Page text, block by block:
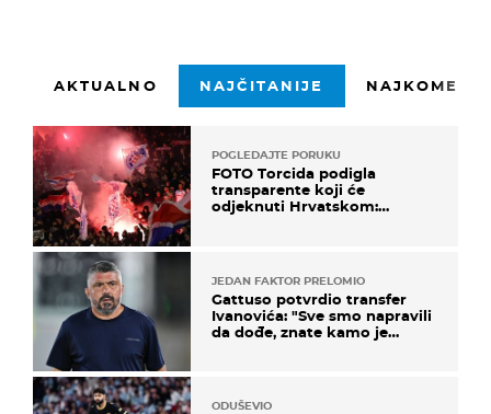
AKTUALNO NAJČITANIJE
POGLEDAJTE PORUKU
FOTO Torcida podigla
transparente koji će
odjeknuti Hrvatskom:
JEDAN FAKTOR PRELOMIO
Gattuso potvrdio transfer
Ivanovića: "Sve smo napravili
da dođe, znate kamo je
ODUŠEVIO